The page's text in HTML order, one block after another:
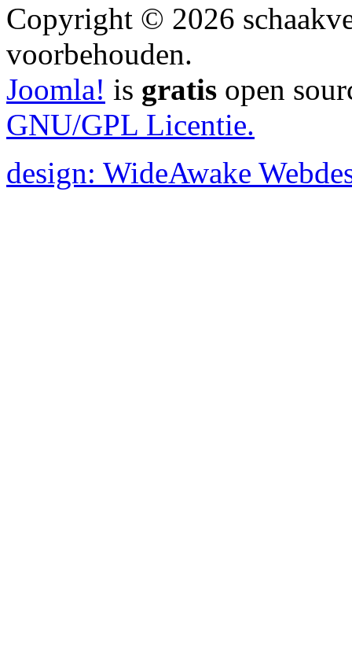
Copyright © 2026
voorbehouden.
Joomla! is gratis open
GNU/GPL Licentie.
design: WideAwake